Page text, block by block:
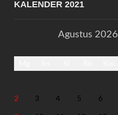
KALENDER 2021
Agustus 2026
2 3 4 5 6